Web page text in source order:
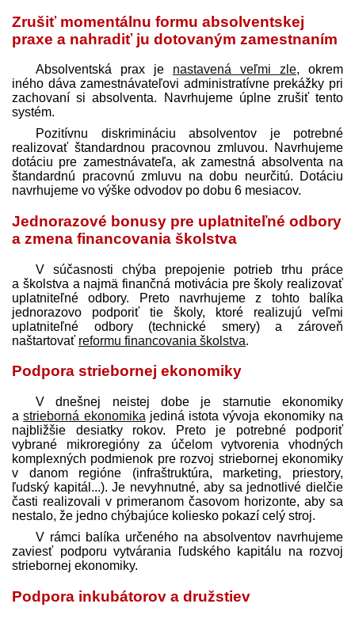
Zrušiť momentálnu formu absolventskej
praxe a nahradiť ju dotovaným zamestnaním
Absolventská prax je nastavená veľmi zle, okrem
iného dáva zamest­návateľovi administratívne prekážky pri
zachovaní si absolventa. Navrhujeme úplne zrušiť tento
systém.
Pozitívnu diskrimináciu absolventov je potrebné
realizovať štandardnou pracovnou zmluvou. Navrhujeme
dotáciu pre zamest­návateľa, ak zamestná absolventa na
štandardnú pracovnú zmluvu na dobu neurčitú. Dotáciu
navrhujeme vo výške odvodov po dobu 6 mesiacov.
Jednorazové bonusy pre uplatniteľné odbory
a zmena financovania školstva
V súčasnosti chýba prepojenie potrieb trhu práce
a školstva a najmä finančná motivácia pre školy realizovať
uplatniteľné odbory. Preto navrhujeme z tohto balíka
jednorazovo podporiť tie školy, ktoré realizujú veľmi
uplatniteľné odbory (technické smery) a zároveň
naštartovať reformu financovania školstva.
Podpora striebornej ekonomiky
V dnešnej neistej dobe je starnutie ekonomiky
astrieborná ekonomika jediná istota vývoja ekonomiky na
najbližšie desiatky rokov. Preto je potrebné podporiť
vybrané mikroregióny za účelom vytvorenia vhodných
komplexných podmienok pre rozvoj striebornej ekonomiky
v danom regióne (infraštruktúra, marketing, priestory,
ľudský kapitál...). Je nevyhnutné, aby sa jednotlivé dielčie
časti realizovali v primeranom časovom horizonte, aby sa
nestalo, že jedno chýbajúce koliesko pokazí celý stroj.
V rámci balíka určeného na absolventov navrhujeme
zaviesť podporu vytvárania ľudského kapitálu na rozvoj
striebornej ekonomiky.
Podpora inkubátorov a družstiev